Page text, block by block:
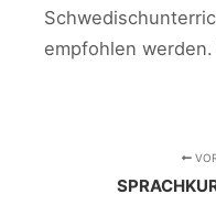
empfohlen werden.